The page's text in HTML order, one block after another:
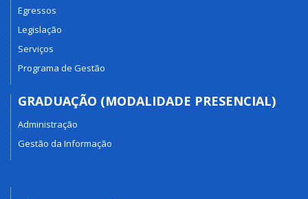
Egressos
Legislação
Serviços
Programa de Gestão
GRADUAÇÃO (MODALIDADE PRESENCIAL)
Administração
Gestão da Informação